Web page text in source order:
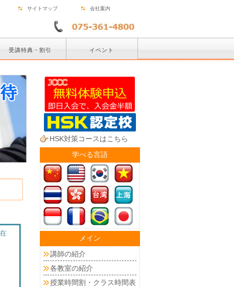
サイトマップ 会社案内
受講特典・割引 イベント
HSK対策コースはこちら
学べる言語
メイン
講師の紹介
各教室の紹介
授業時間割・クラス時間表